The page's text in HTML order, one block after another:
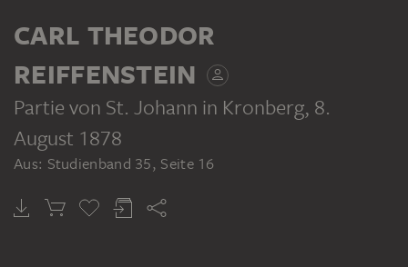
CARL THEODOR
REIFFENSTEIN
Partie von St. Johann in Kronberg, 8.
August 1878
Aus: Studienband 35, Seite 16